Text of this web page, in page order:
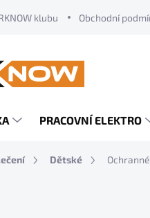
klubu Obchodní
PRACOVNÍ ELEKTRO
Dětské